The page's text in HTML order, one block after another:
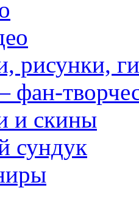
рисунки,
и скины
сундук